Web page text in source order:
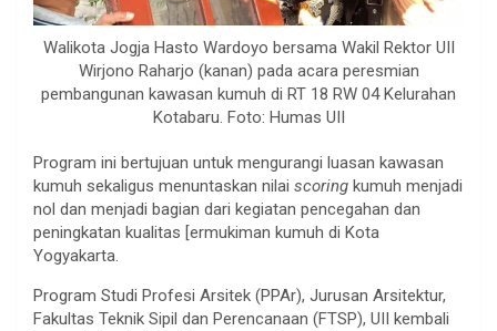
Walikota Jogja Hasto Wardoyo bersama Wakil Rektor UII
Wirjono Raharjo (kanan) pada acara peresmian
pembangunan kawasan kumuh di RT 18 RW 04 Kelurahan
Kotabaru. Foto: Humas UII
Program ini bertujuan untuk mengurangi luasan kawasan
kumuh sekaligus menuntaskan nilai scoring kumuh menjadi
nol dan menjadi bagian dari kegiatan pencegahan dan
peningkatan kualitas [ermukiman kumuh di Kota
Yogyakarta.
Program Studi Profesi Arsitek (PPAr), Jurusan Arsitektur,
Fakultas Teknik Sipil dan Perencanaan (FTSP), UII kembali